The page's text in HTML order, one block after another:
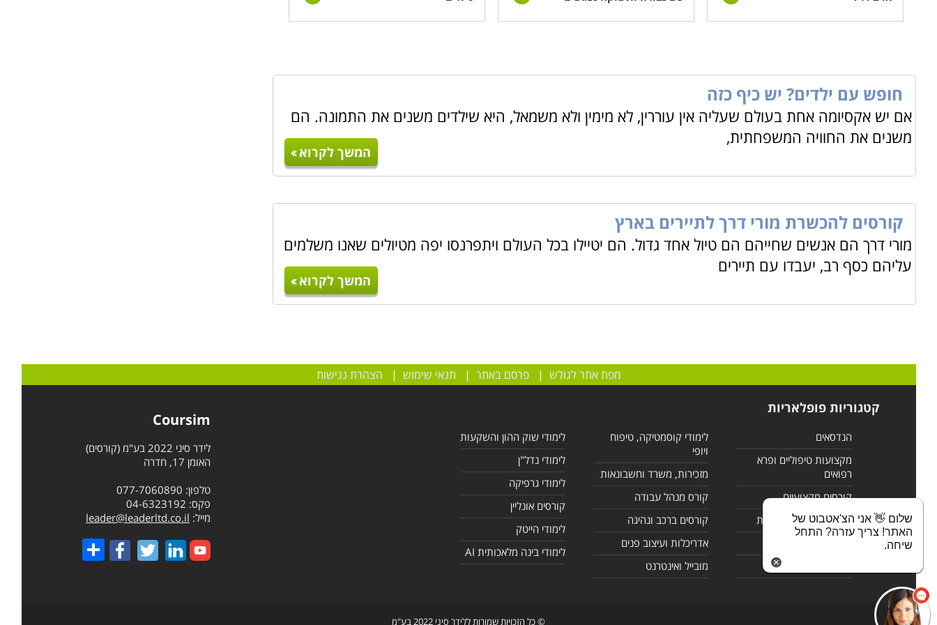
חופש עם ילדים? יש כיף כזה
אם יש אקסיומה אחת בעולם שעליה אין עוררין, לא מימין ולא משמאל, היא שילדים משנים את התמונה. הם
משנים את החוויה המשפחתית,
המשך לקרוא
קורסים להכשרת מורי דרך לתיירים בארץ
מורי דרך הם אנשים שחייהם הם טיול אחד גדול. הם יטיילו בכל העולם ויתפרנסו יפה מטיולים שאנו משלמים
עליהם כסף רב, יעבדו עם תיירים
המשך לקרוא
מפת אתר לגולש |פרסם באתר | תנאי שימוש | הצהרת נגישות
קטגוריות פופלאריות
הנדסאים
מקצועות טיפוליים ופרא
רפואים
קורסים מקצועיים
לימודי מחשבים ורשתות
לימודי קוסמטיקה, טיפוח
ויופי
מזכירות, משרד וחשבונאות
קורס מנהל עבודה
קורסים ברכב ונהיגה
אדריכלות ועיצוב פנים
מובייל ואינטרנט
לימודי שוק ההון והשקעות
לימודי נדל"ן
לימודי גרפיקה
קורסים אונליין
לימודי הייטק
לימודי בינה מלאכותית AI
Coursim
לידר סיני 2022 בע"מ (קורסים)
האומן 17, חדרה
טלפון: 077-7060890
פקס: 04-6323192
מייל: leader@leaderltd.co.il
Share
© כל הזכויות שמורות ללידר סיני 2022 בע"מ
שלום 👋 אני הצ'אטבוט של
האתר! צריך עזרה? התחל
שיחה.